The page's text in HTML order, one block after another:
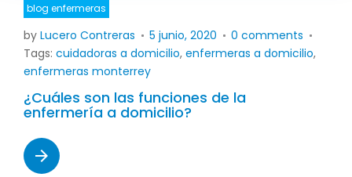
D
í
a
:
5
j
u
n
blog enfermeras
by Lucero Contreras 5 junio, 2020
0 comments
Tags: cuidadoras a domicilio, enfermeras a domicilio,
enfermeras monterrey
¿Cuáles son las funciones de la
enfermería a domicilio?
arrow_forward